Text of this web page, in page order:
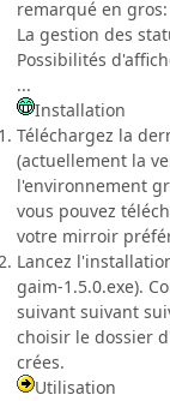
remarqué en gros:
La gestion des
Possibilités
...
Installation
Téléchargez la
(actuellement la
l'environnement
vous pouvez
votre mirroir
Lancez
gaim-1.5.0.exe).
suivant suivant
choisir le dossier
crées.
Utilisation